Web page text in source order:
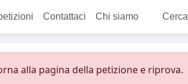
Contattaci Chi siamo Cerca
alla pagina della petizione e riprova.